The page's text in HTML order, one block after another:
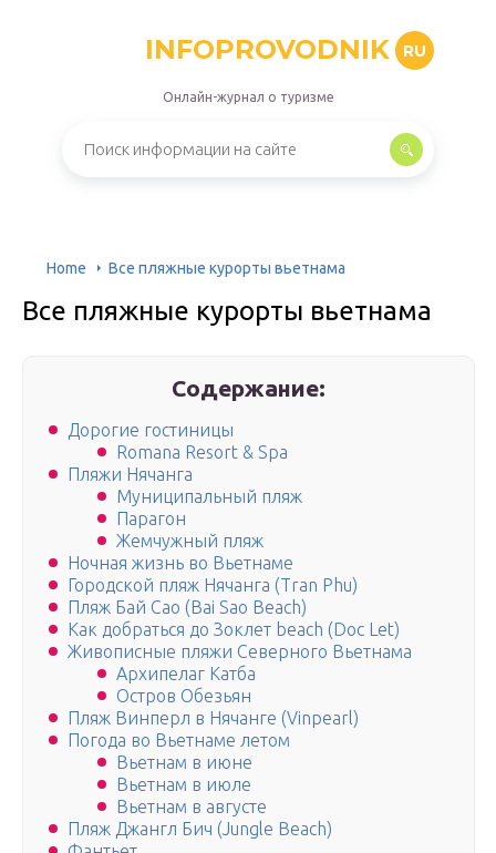
INFOPROVODNIK RU
Онлайн-журнал о туризме
Home Все пляжные курорты вьетнама
Все пляжные курорты вьетнама
Содержание:
Дорогие гостиницы
Romana Resort & Spa
Пляжи Нячанга
Муниципальный пляж
Парагон
Жемчужный пляж
Ночная жизнь во Вьетнаме
Городской пляж Нячанга (Tran Phu)
Пляж Бай Сао (Bai Sao Beach)
Как добраться до Зоклет beach (Doc Let)
Живописные пляжи Северного Вьетнама
Архипелаг Катба
Остров Обезьян
Пляж Винперл в Нячанге (Vinpearl)
Погода во Вьетнаме летом
Вьетнам в июне
Вьетнам в июле
Вьетнам в августе
Пляж Джангл Бич (Jungle Beach)